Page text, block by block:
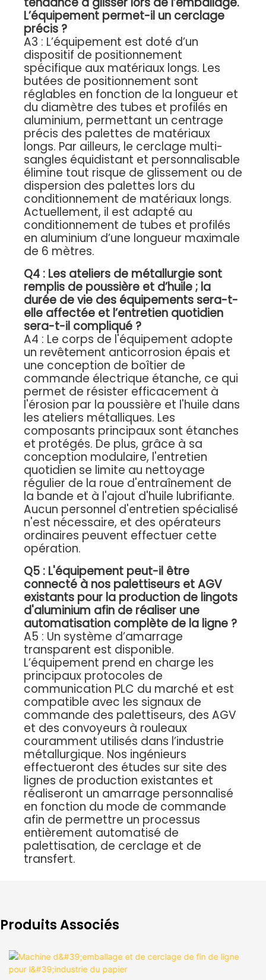
L’équipement permet-il un cerclage
précis ?
A3 : L’équipement est doté d’un
dispositif de positionnement
spécifique aux matériaux longs. Les
butées de positionnement sont
réglables en fonction de la longueur et
du diamètre des tubes et profilés en
aluminium, permettant un centrage
précis des palettes de matériaux
longs. Par ailleurs, le cerclage multi-
sangles équidistant et personnalisable
élimine tout risque de glissement ou de
dispersion des palettes lors du
conditionnement de matériaux longs.
Actuellement, il est adapté au
conditionnement de tubes et profilés
en aluminium d’une longueur maximale
de 6 mètres.
Q4 : Les ateliers de métallurgie sont
remplis de poussière et d’huile ; la
durée de vie des équipements sera-t-
elle affectée et l’entretien quotidien
sera-t-il compliqué ?
A4 : Le corps de l'équipement adopte
un revêtement anticorrosion épais et
une conception de boîtier de
commande électrique étanche, ce qui
permet de résister efficacement à
l'érosion par la poussière et l'huile dans
les ateliers métalliques. Les
composants principaux sont étanches
et protégés. De plus, grâce à sa
conception modulaire, l'entretien
quotidien se limite au nettoyage
régulier de la roue d'entraînement de
la bande et à l'ajout d'huile lubrifiante.
Aucun personnel d'entretien spécialisé
n'est nécessaire, et des opérateurs
ordinaires peuvent effectuer cette
opération.
Q5 : L'équipement peut-il être
connecté à nos palettiseurs et AGV
existants pour la production de lingots
d'aluminium afin de réaliser une
automatisation complète de la ligne ?
A5 : Un système d’amarrage
transparent est disponible.
L’équipement prend en charge les
principaux protocoles de
communication PLC du marché et est
compatible avec les signaux de
commande des palettiseurs, des AGV
et des convoyeurs à rouleaux
couramment utilisés dans l’industrie
métallurgique. Nos ingénieurs
effectueront des études sur site des
lignes de production existantes et
réaliseront un amarrage personnalisé
en fonction du mode de commande
afin de permettre un processus
entièrement automatisé de
palettisation, de cerclage et de
transfert.
Produits Associés